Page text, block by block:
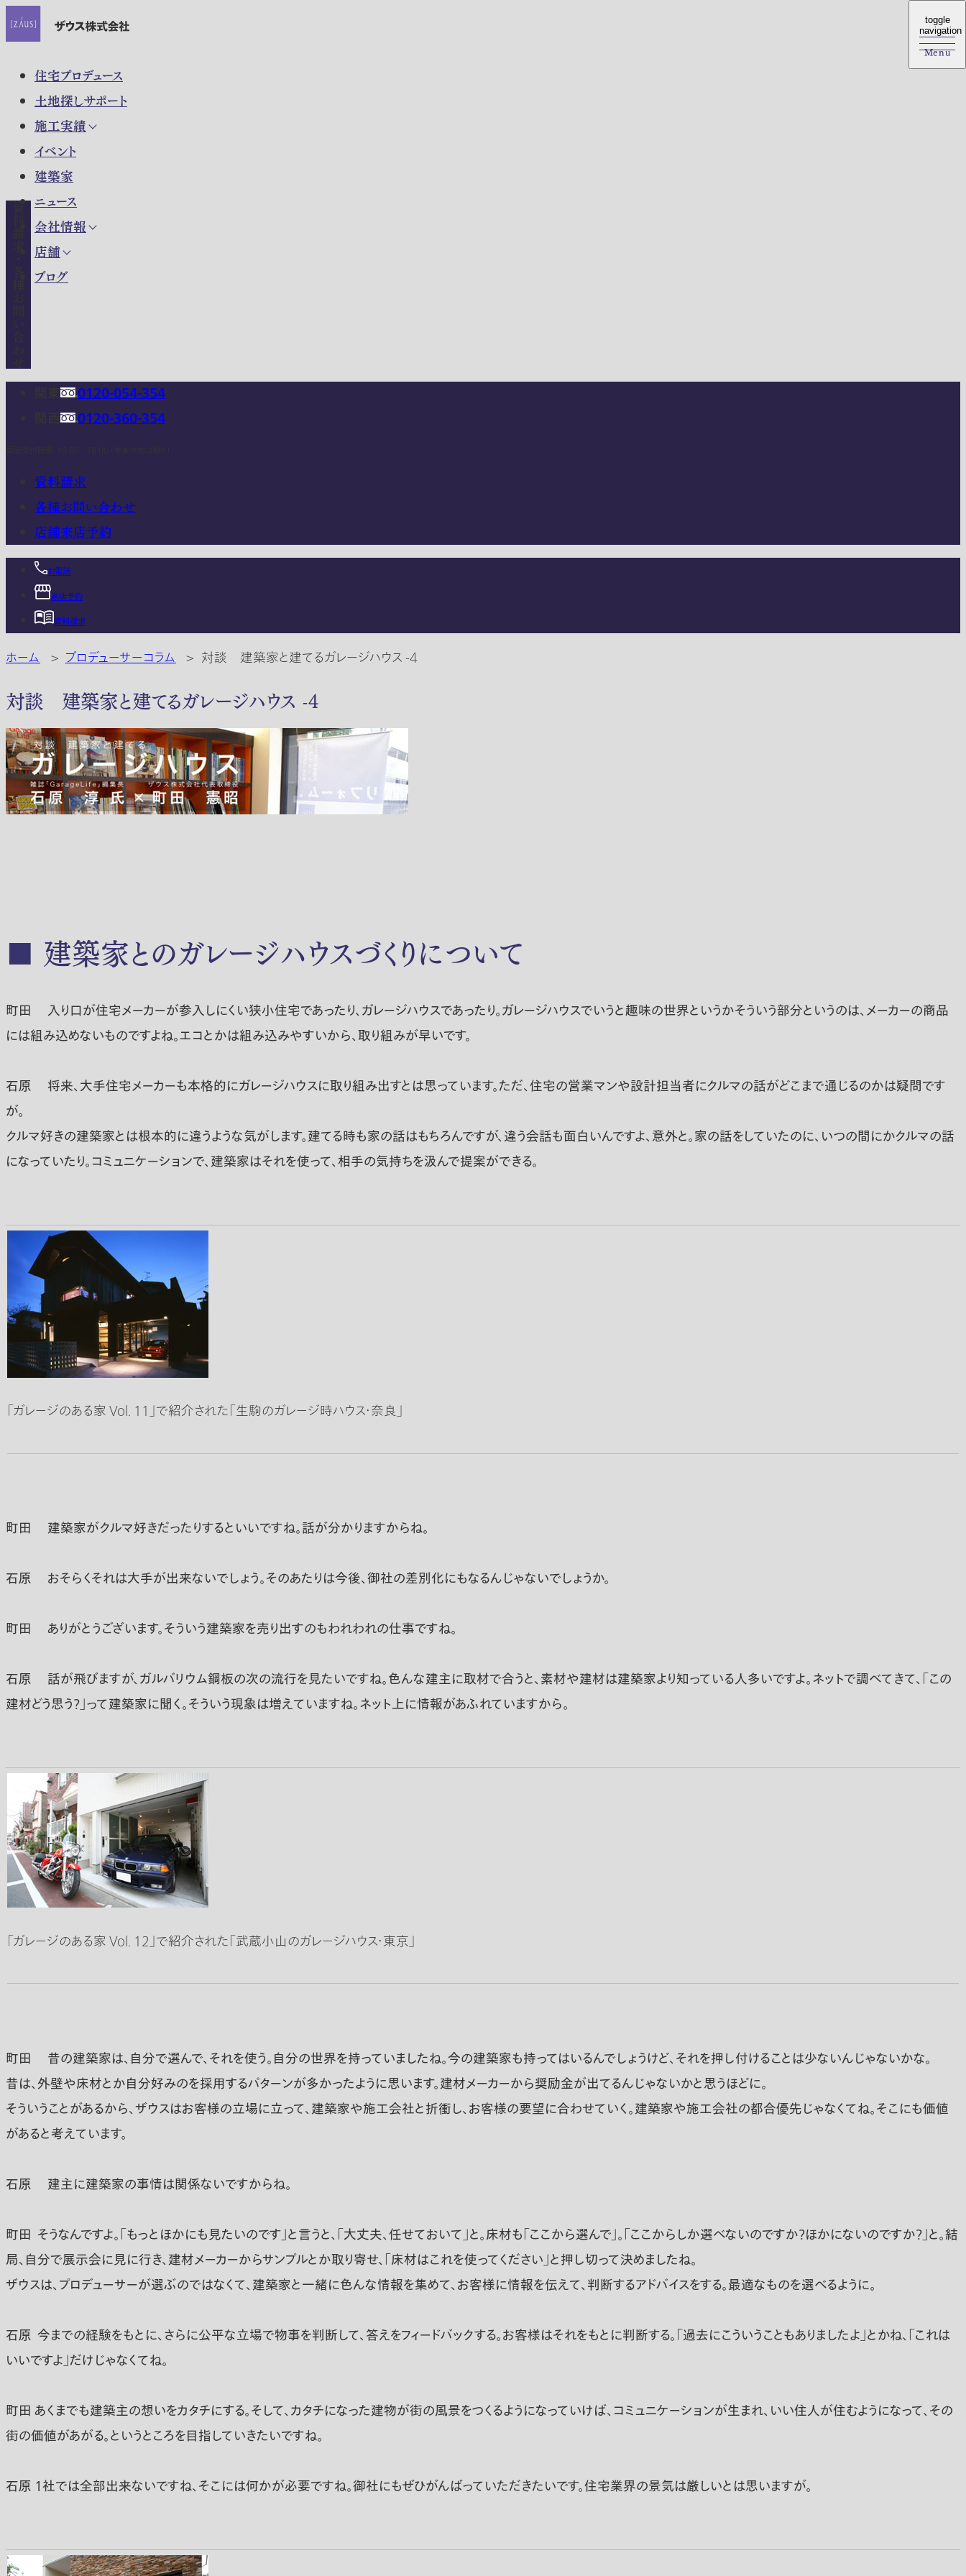
住宅プロデュース
土地探しサポート
施工実績
イベント
建築家
ニュース
会社情報
店舗
ブログ
toggle
navigation
Menu
toggle
navigation
Menu
0120-054-354
0120-360-354
資料請求
各種お問い合わせ
店舗来店予約
お電話
来店予約
資料請求
ホーム > プロデューサーコラム > 対談 建築家と建てるガレージハウス -4
対談 建築家と建てるガレージハウス -4
■ 建築家とのガレージハウスづくりについて
町田 入り口が住宅メーカーが参入しにくい狭小住宅であったり、ガレージハウスであったり。ガレージハウスでいうと趣味の世界というかそういう部分というのは、メーカーの商品
には組み込めないものですよね。エコとかは組み込みやすいから、取り組みが早いです。
石原 将来、大手住宅メーカーも本格的にガレージハウスに取り組み出すとは思っています。ただ、住宅の営業マンや設計担当者にクルマの話がどこまで通じるのかは疑問です
が。
クルマ好きの建築家とは根本的に違うような気がします。建てる時も家の話はもちろんですが、違う会話も面白いんですよ、意外と。家の話をしていたのに、いつの間にかクルマの話
になっていたり。コミュニケーションで、建築家はそれを使って、相手の気持ちを汲んで提案ができる。
「ガレージのある家 Vol. 11」で紹介された「生駒のガレージ時ハウス・奈良」
町田 建築家がクルマ好きだったりするといいですね。話が分かりますからね。
石原 おそらくそれは大手が出来ないでしょう。そのあたりは今後、御社の差別化にもなるんじゃないでしょうか。
町田 ありがとうございます。そういう建築家を売り出すのもわれわれの仕事ですね。
石原 話が飛びますが、ガルバリウム鋼板の次の流行を見たいですね。色んな建主に取材で合うと、素材や建材は建築家より知っている人多いですよ。ネットで調べてきて、｢この
建材どう思う？｣って建築家に聞く。そういう現象は増えていますね。ネット上に情報があふれていますから。
「ガレージのある家 Vol. 12」で紹介された「武蔵小山のガレージハウス・東京」
町田 昔の建築家は、自分で選んで、それを使う。自分の世界を持っていましたね。今の建築家も持ってはいるんでしょうけど、それを押し付けることは少ないんじゃないかな。
昔は、外壁や床材とか自分好みのを採用するパターンが多かったように思います。建材メーカーから奨励金が出てるんじゃないかと思うほどに。
そういうことがあるから、ザウスはお客様の立場に立って、建築家や施工会社と折衝し、お客様の要望に合わせていく。建築家や施工会社の都合優先じゃなくてね。そこにも価値
があると考えています。
石原 建主に建築家の事情は関係ないですからね。
町田 そうなんですよ。「もっとほかにも見たいのです」と言うと、｢大丈夫、任せておいて｣と。床材も「ここから選んで」。「ここからしか選べないのですか？ほかにないのですか？」と。結
局、自分で展示会に見に行き、建材メーカーからサンプルとか取り寄せ、「床材はこれを使ってください」と押し切って決めましたね。
ザウスは、プロデューサーが選ぶのではなくて、建築家と一緒に色んな情報を集めて、お客様に情報を伝えて、判断するアドバイスをする。最適なものを選べるように。
石原 今までの経験をもとに、さらに公平な立場で物事を判断して、答えをフィードバックする。お客様はそれをもとに判断する。｢過去にこういうこともありましたよ｣とかね、「これは
いいですよ」だけじゃなくてね。
町田 あくまでも建築主の想いをカタチにする。そして、カタチになった建物が街の風景をつくるようになっていけば、コミュニケーションが生まれ、いい住人が住むようになって、その
街の価値があがる。というところを目指していきたいですね。
石原 １社では全部出来ないですね、そこには何かが必要ですね。御社にもぜひがんばっていただきたいです。住宅業界の景気は厳しいとは思いますが。